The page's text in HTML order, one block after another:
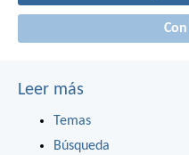
Leer más
Temas
Búsqueda